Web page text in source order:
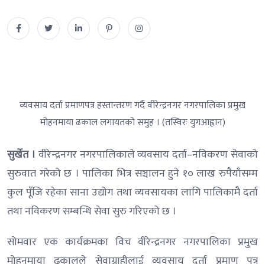
व्यवसाय दर्ता प्रमाणपत्र हस्तान्तरण गर्दै वीरेन्द्रनगर नगरपालिका प्रमुख
मोहनमाया ढकाल लगायतको समुह । (तस्विरः युगआह्वान)
सुर्खेत । वीरेन्द्रनगर नगरपालिकाले व्यवसाय दर्ता–नविकरण सेवाको
सुरुवात गरेको छ । पालिका भित्र सञ्चालन हुने १० लाख रुपैयाँसम्म
कुल पूँजि रहेका साना उद्योग तथा व्यवसायका लागि पालिकामै दर्ता
तथा नविकरण सम्बन्धि सेवा सुरु गरिएको छ ।
सोमवार एक कार्यक्रमका विच वीरेन्द्रनगर नगरपालिका प्रमुख